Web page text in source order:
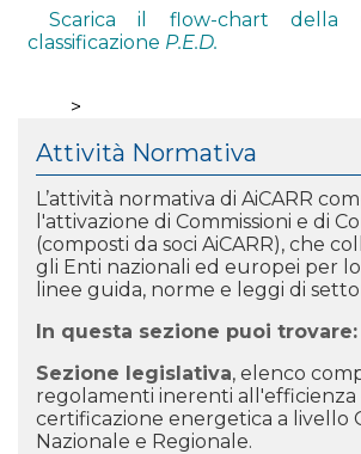
Attività Normativa
L’attività normativa di AiCARR
l'attivazione di Commissioni e di
(composti da soci AiCARR), che
gli Enti nazionali ed europei per
linee guida, norme e leggi di
In questa sezione puoi trovare:
Sezione legislativa, elenco
regolamenti inerenti all'efficienza
certificazione energetica a livello
Nazionale e Regionale.
Scarica il flow-chart della
classificazione P.E.D.
>